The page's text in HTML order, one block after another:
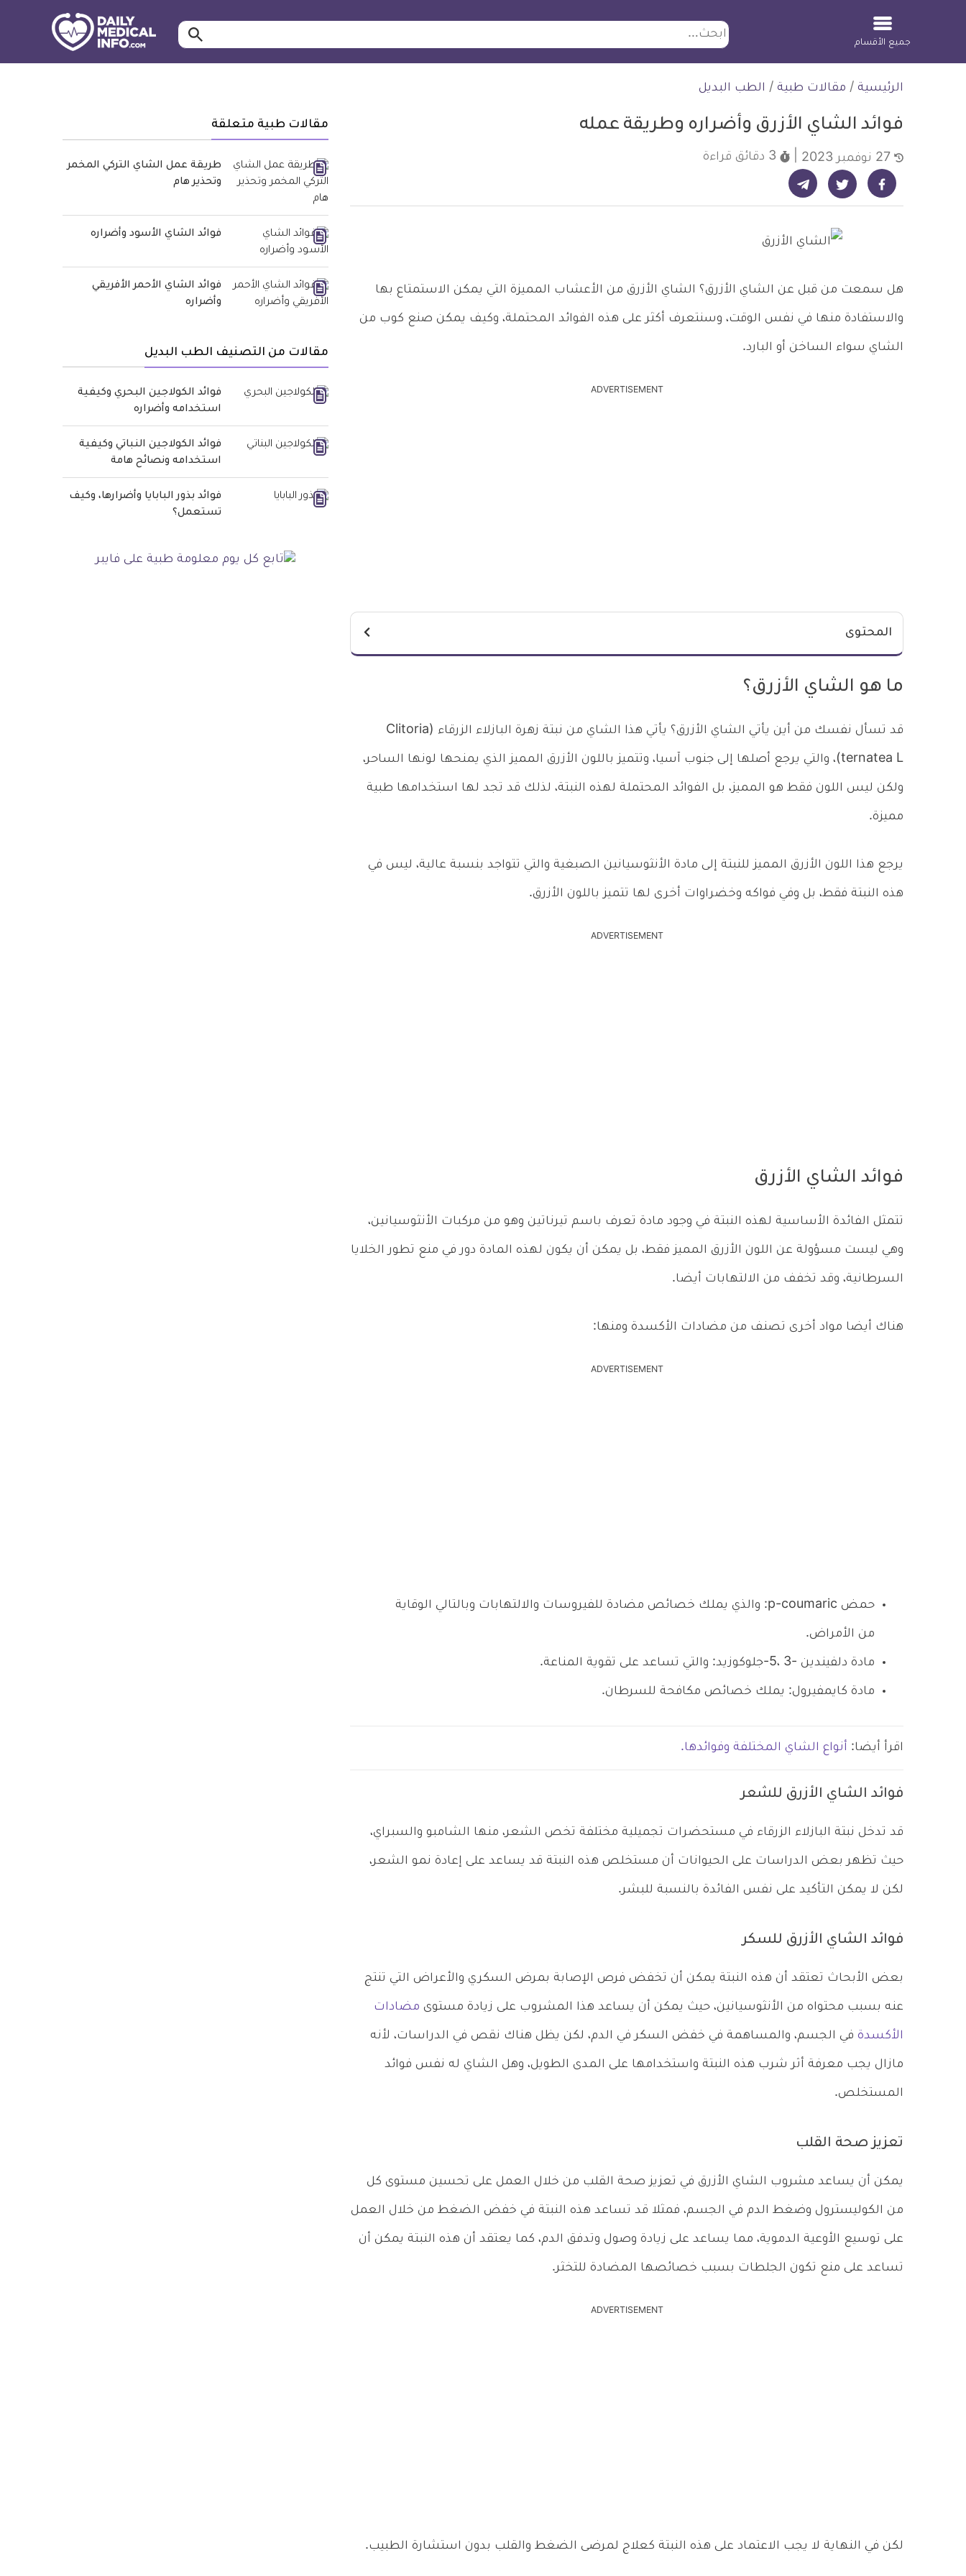
ابحث ابحث…
جميع الأقسام
الرئيسية / مقالات طبية / الطب البديل
فوائد الشاي الأزرق وأضراره وطريقة عمله
3 دقائق قراءة
شارك على فيسبوك - ديلي ميديكال انفو شارك على تويتر - ديلي ميديكال انفو شارك على تيليجرام - ديلي ميديكال انفو
هل سمعت من قبل عن الشاي الأزرق؟ الشاي الأزرق من الأعشاب المميزة التي يمكن الاستمتاع بها
والاستفادة منها في نفس الوقت، وسنتعرف أكثر على هذه الفوائد المحتملة، وكيف يمكن صنع كوب من
الشاي سواء الساخن أو البارد.
ADVERTISEMENT
المحتوى
ما هو الشاي الأزرق؟
قد تسأل نفسك من أين يأتي الشاي الأزرق؟ يأتي هذا الشاي من نبتة زهرة البازلاء الزرقاء (Clitoria
ternatea L)، والتي يرجع أصلها إلى جنوب آسيا، وتتميز باللون الأزرق المميز الذي يمنحها لونها الساحر،
ولكن ليس اللون فقط هو المميز، بل الفوائد المحتملة لهذه النبتة، لذلك قد تجد لها استخدامها طبية
مميزة.
يرجع هذا اللون الأزرق المميز للنبتة إلى مادة الأنثوسيانين الصبغية والتي تتواجد بنسبة عالية، ليس في
هذه النبتة فقط، بل وفي فواكه وخضراوات أخرى لها تتميز باللون الأزرق.
ADVERTISEMENT
فوائد الشاي الأزرق
تتمثل الفائدة الأساسية لهذه النبتة في وجود مادة تعرف باسم تيرناتين وهو من مركبات الأنثوسيانين،
وهي ليست مسؤولة عن اللون الأزرق المميز فقط، بل يمكن أن يكون لهذه المادة دور في منع تطور الخلايا
السرطانية، وقد تخفف من الالتهابات أيضا.
هناك أيضا مواد أخرى تصنف من مضادات الأكسدة ومنها:
ADVERTISEMENT
حمض p-coumaric: والذي يملك خصائص مضادة للفيروسات والالتهابات وبالتالي الوقاية
من الأمراض.
مادة دلفيندين -3 ،5-جلوكوزيد: والتي تساعد على تقوية المناعة.
مادة كايمفيرول: يملك خصائص مكافحة للسرطان.
اقرأ أيضا: أنواع الشاي المختلفة وفوائدها.
فوائد الشاي الأزرق للشعر
قد تدخل نبتة البازلاء الزرقاء في مستحضرات تجميلية مختلفة تخص الشعر، منها الشامبو والسبراي،
حيث تظهر بعض الدراسات على الحيوانات أن مستخلص هذه النبتة قد يساعد على إعادة نمو الشعر،
لكن لا يمكن التأكيد على نفس الفائدة بالنسبة للبشر.
فوائد الشاي الأزرق للسكر
بعض الأبحاث تعتقد أن هذه النبتة يمكن أن تخفض فرص الإصابة بمرض السكري والأعراض التي تنتج
عنه بسبب محتواه من الأنثوسيانين، حيث يمكن أن يساعد هذا المشروب على زيادة مستوى مضادات
الأكسدة في الجسم، والمساهمة في خفض السكر في الدم، لكن يظل هناك نقص في الدراسات، لأنه
مازال يجب معرفة أثر شرب هذه النبتة واستخدامها على المدى الطويل، وهل الشاي له نفس فوائد
المستخلص.
تعزيز صحة القلب
يمكن أن يساعد مشروب الشاي الأزرق في تعزيز صحة القلب من خلال العمل على تحسين مستوى كل
من الكوليسترول وضغط الدم في الجسم، فمثلا قد تساعد هذه النبتة في خفض الضغط من خلال العمل
على توسيع الأوعية الدموية، مما يساعد على زيادة وصول وتدفق الدم، كما يعتقد أن هذه النبتة يمكن أن
تساعد على منع تكون الجلطات بسبب خصائصها المضادة للتخثر.
ADVERTISEMENT
لكن في النهاية لا يجب الاعتماد على هذه النبتة كعلاج لمرضى الضغط والقلب بدون استشارة الطبيب.
مقالات طبية متعلقة
طريقة عمل الشاي التركي المخمر
وتحذير هام
فوائد الشاي الأسود وأضراره
فوائد الشاي الأحمر الأفريقي
وأضراره
مقالات من التصنيف الطب البديل
فوائد الكولاجين البحري وكيفية
استخدامه وأضراره
فوائد الكولاجين النباتي وكيفية
استخدامه ونصائح هامة
فوائد بذور البابايا وأضرارها، وكيف
تستعمل؟